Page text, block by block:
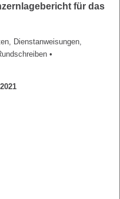
für das
Dienstanweisungen,
•